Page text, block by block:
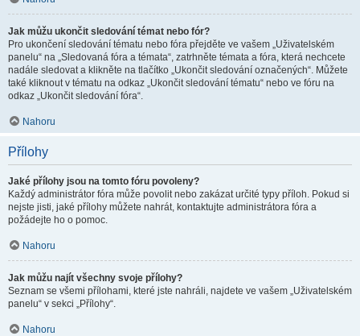
Jak můžu ukončit sledování témat nebo fór?
Pro ukončení sledování tématu nebo fóra přejděte ve vašem „Uživatelském
panelu“ na „Sledovaná fóra a témata“, zatrhněte témata a fóra, která nechcete
nadále sledovat a klikněte na tlačítko „Ukončit sledování označených“. Můžete
také kliknout v tématu na odkaz „Ukončit sledování tématu“ nebo ve fóru na
odkaz „Ukončit sledování fóra“.
Nahoru
Přílohy
Jaké přílohy jsou na tomto fóru povoleny?
Každý administrátor fóra může povolit nebo zakázat určité typy příloh. Pokud si
nejste jisti, jaké přílohy můžete nahrát, kontaktujte administrátora fóra a
požádejte ho o pomoc.
Nahoru
Jak můžu najít všechny svoje přílohy?
Seznam se všemi přílohami, které jste nahráli, najdete ve vašem „Uživatelském
panelu“ v sekci „Přílohy“.
Nahoru